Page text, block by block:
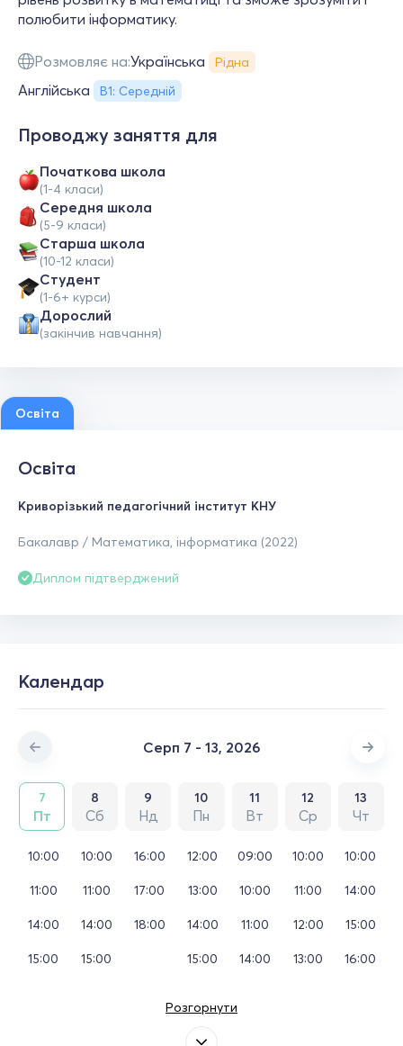
полюбити інформатику.
Розмовляє на:Українська Рідна
Англійська В1: Середній
Проводжу заняття для
Початкова школа
(1-4 класи)
Середня школа
(5-9 класи)
Старша школа
(10-12 класи)
Студент
(1-6+ курси)
Дорослий
(закінчив навчання)
Освіта
Освіта
Криворізький педагогічний інститут КНУ
Бакалавр / Математика, інформатика (2022)
Диплом підтверджений
Календар
Серп 7 - 13, 2026
7
Пт
8
Сб
9
Нд
10
Пн
11
Вт
12
Ср
13
Чт
10:00
11:00
14:00
15:00
10:00
11:00
14:00
15:00
16:00
17:00
18:00
12:00
13:00
14:00
15:00
09:00
10:00
11:00
14:00
10:00
11:00
12:00
13:00
10:00
14:00
15:00
16:00
Розгорнути